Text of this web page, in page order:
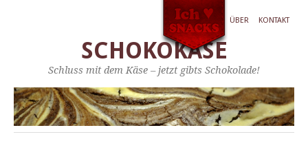
ÜBER KONTAKT
SCHOKOKÄSE
Schluss mit dem Käse – jetzt gibts Schokolade!